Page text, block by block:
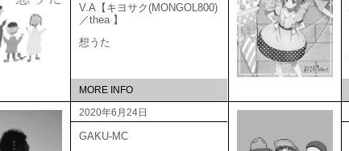
V.A【キヨサク(MONGOL800)
／thea 】
想うた
MORE INFO
2020年6月24日
GAKU-MC